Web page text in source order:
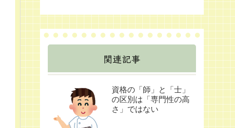
関連記事
資格の「師」と「士」
の区別は「専門性の高
さ」ではない